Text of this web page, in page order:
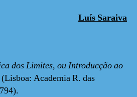
Luís Saraiva
dos Limites, ou Introducção ao
(Lisboa: Academia R. das